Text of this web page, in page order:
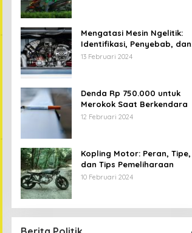
Mengatasi Mesin Ngelitik:
Identifikasi, Penyebab, dan
Solusi
13 Februari 2024
Denda Rp 750.000 untuk
Merokok Saat Berkendara
12 Februari 2024
Kopling Motor: Peran, Tipe,
dan Tips Pemeliharaan
10 Februari 2024